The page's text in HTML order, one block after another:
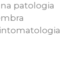
patologia